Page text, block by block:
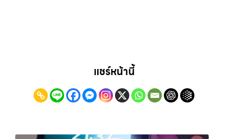
แชร์หน้านี้